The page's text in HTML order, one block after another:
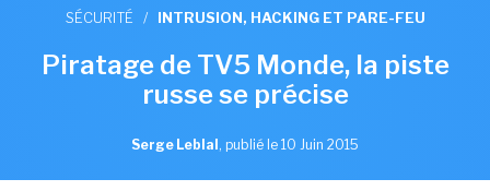
SÉCURITÉ / INTRUSION, HACKING ET PARE-FEU
Piratage de TV5 Monde, la piste
russe se précise
Serge Leblal , publié le 10 Juin 2015